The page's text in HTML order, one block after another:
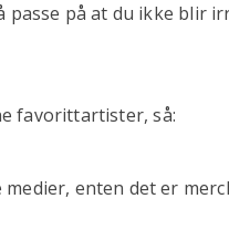
passe på at du ikke blir
favorittartister, så:
medier, enten det er